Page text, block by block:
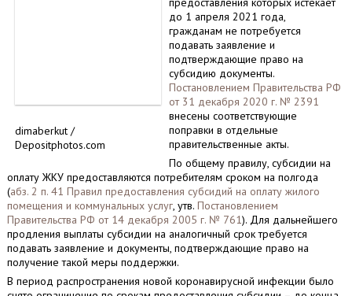
dimaberkut /
Depositphotos.com
до 1 апреля 2021 года,
гражданам не потребуется
подавать заявление и
подтверждающие право на
субсидию документы.
Постановлением Правительства РФ
от 31 декабря 2020 г. № 2391
внесены соответствующие
поправки в отдельные
правительственные акты.
По общему правилу, субсидии на
оплату ЖКУ предоставляются потребителям сроком на полгода
(абз. 2 п. 41 Правил предоставления субсидий на оплату жилого
помещения и коммунальных услуг, утв. Постановлением
Правительства РФ от 14 декабря 2005 г. № 761). Для дальнейшего
продления выплаты субсидии на аналогичный срок требуется
подавать заявление и документы, подтверждающие право на
получение такой меры поддержки.
В период распространения новой коронавирусной инфекции было